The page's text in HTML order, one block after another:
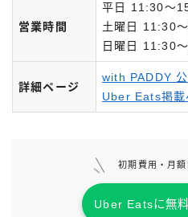
営業時間
平日 11:30～
土曜日 11:30
日曜日 11:30
詳細ページ
with PADDY
Uber Eats掲載
初期費用・月額
Uber Eatsに無